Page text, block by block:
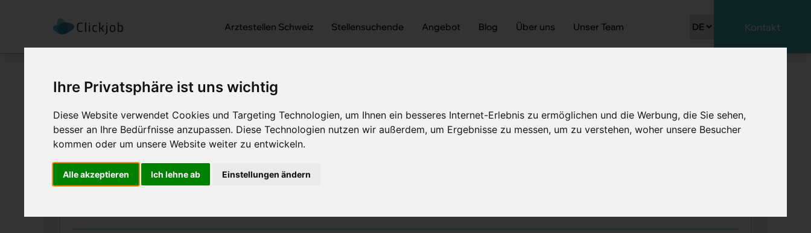
Ihre Privatsphäre ist uns wichtig
Diese Website verwendet Cookies und Targeting Technologien, um Ihnen ein besseres Internet-Erlebnis zu ermöglichen und die Werbung, die Sie sehen,
besser an Ihre Bedürfnisse anzupassen. Diese Technologien nutzen wir außerdem, um Ergebnisse zu messen, um zu verstehen, woher unsere Besucher
kommen oder um unsere Website weiter zu entwickeln.
Alle akzeptieren Ich lehne ab Einstellungen ändern
Arztestellen Schweiz Stellensuchende Angebot Blog Über uns Unser Team Kontakt
Startseite/Ärztejobs/Facharzt/ Fachärztin Rheumatologie (m/w/d)
Facharzt/ Fachärztin Rheumatologie (m/w/d) 60 - 100%